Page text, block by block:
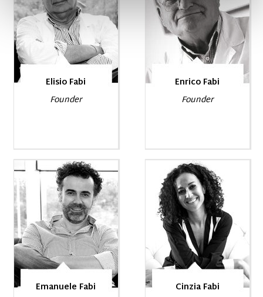
Elisio Fabi
Founder
Enrico Fabi
Founder
Emanuele Fabi
Cinzia Fabi